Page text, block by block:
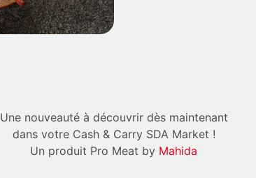
Une nouveauté à découvrir dès maintenant
dans votre Cash & Carry SDA Market !
Un produit Pro Meat by Mahida